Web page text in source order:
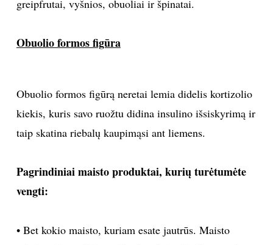
• Produktus, padedančius pašalinti blogųjų estrogenų
kryžmažiedes daržoves.
• Maistą, kuriame yra gliukaro rūgšties, trukdančios
estrogenų reabsorbcijai iš skrandžio ir žarnyno, – tai
brokoliniai kopūstai, briuseliniai kopūstai, apelsinai,
Obuolio formos figūra